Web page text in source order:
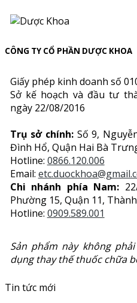
CÔNG TY CỔ PHẦN DƯỢC KHOA
Giấy phép kinh doanh số
Sở kế hoạch và đầu tư
ngày 22/08/2016
Trụ sở chính:Số 9,
Đình Hổ, Quận Hai Bà
Hotline: 0866.120.006
Email:
Chi nhánh phía Nam:
Phường 15, Quận 11,
Hotline: 0909.589.001
Sản phẩm này không
dụng thay thế thuốc chữa
Tin tức mới